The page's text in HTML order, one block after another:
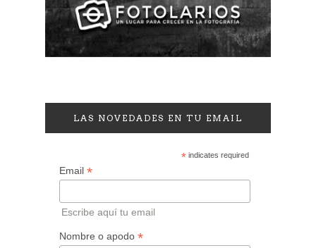
LAS NOVEDADES EN TU EMAIL
*indicates required
Email *
Escribe aquí tu email
Nombre o apodo *